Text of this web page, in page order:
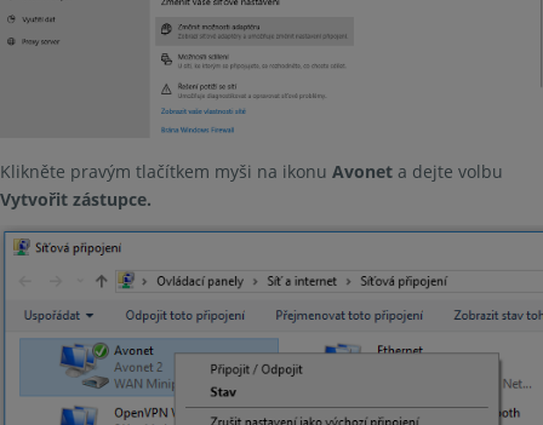
Klikněte pravým tlačítkem myši na ikonu Avonet a dejte volbu
Vytvořit zástupce.